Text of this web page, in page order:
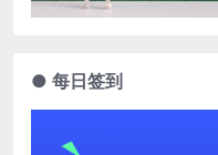
● 每日签到